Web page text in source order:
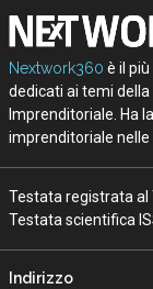
Nextwork360 è il
dedicati ai temi
Imprenditoriale. Ha
imprenditoriale
Testata registrata al
Testata scientifica
Indirizzo